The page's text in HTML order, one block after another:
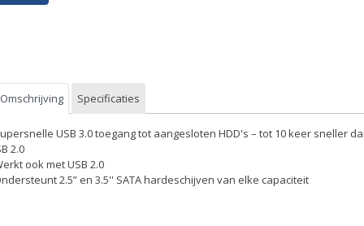
Omschrijving Specificaties
USB 3.0 toegang tot aangesloten HDD's – tot 10 keer sneller
2.0
ook met USB 2.0
2.5” en 3.5'' SATA hardeschijven van elke capaciteit